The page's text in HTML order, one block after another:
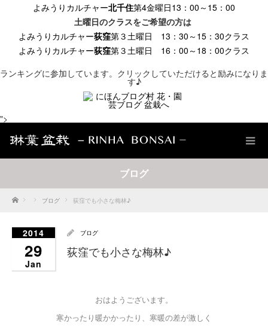
よみうりカルチャー北千住第4金曜日13 ：00 ～15 ：00
土曜日のクラスをご希望の方は
よみうりカルチャー荻窪第３土曜日 13 ：30 ～15 ：30クラス
よみうりカルチャー荻窪第３土曜日 16 ：00 ～18 ：00クラス
ランキングに参加しています。 クリックしていただけると励みになりま
す♪
">
ブログ
Home ブログ 荻窪でも小さな梅林♪
2014
29
Jan
ブログ
荻窪でも小さな梅林♪
おはようございます。
寒かったり暖かかったり、寒暖の差が激しく